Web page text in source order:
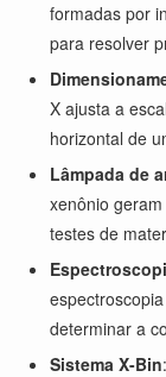
formadas por
para resolver
X ajusta a
horizontal de
Lâmpada de
xenônio
testes de
determinar a
Sistema X-Bin